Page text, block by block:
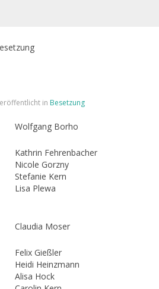
in Besetzung
Wolfgang Borho
Kathrin Fehrenbacher
Nicole Gorzny
Stefanie Kern
Lisa Plewa
Claudia Moser
Felix Gießler
Heidi Heinzmann
Alisa Hock